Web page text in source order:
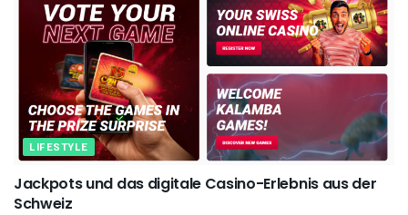
LIFESTYLE
Jackpots und das digitale Casino-Erlebnis aus der
Schweiz